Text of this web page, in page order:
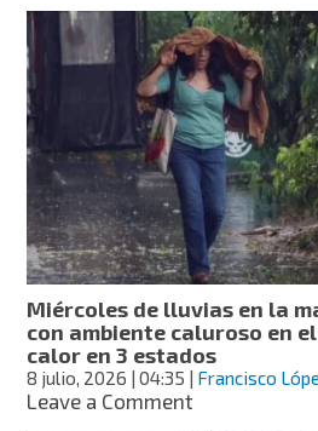
seguirán
hasta
diciembre
y
advierten
más
frentes
fríos;
SMN
explica
motivo
del
clima
extremo
en
México
Miércoles de lluvias en la
con ambiente caluroso en
calor en 3 estados
8 julio, 2026 | 04:35 Francisco
Leave a Commenton